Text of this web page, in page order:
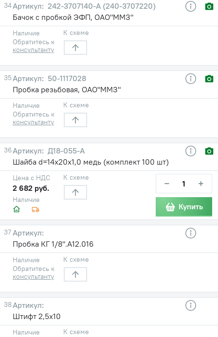
34
242-3707140-А (240-3707220)
Бачок с пробкой ЭФП, ОАО"ММЗ"
Наличие
Обратитесь к
консультанту
К схеме
35
50-1117028
Пробка резьбовая, ОАО"ММЗ"
Наличие
Обратитесь к
консультанту
К схеме
36
Д18-055-А
Шайба d=14х20х1,0 медь (комплект 100 шт)
Наличие
Цена с НДС
2 682 руб.
К схеме − +
Купить
37
Пробка КГ 1/8".А12.016
Наличие
Обратитесь к
консультанту
К схеме
38
Штифт 2,5х10
Наличие
К схеме